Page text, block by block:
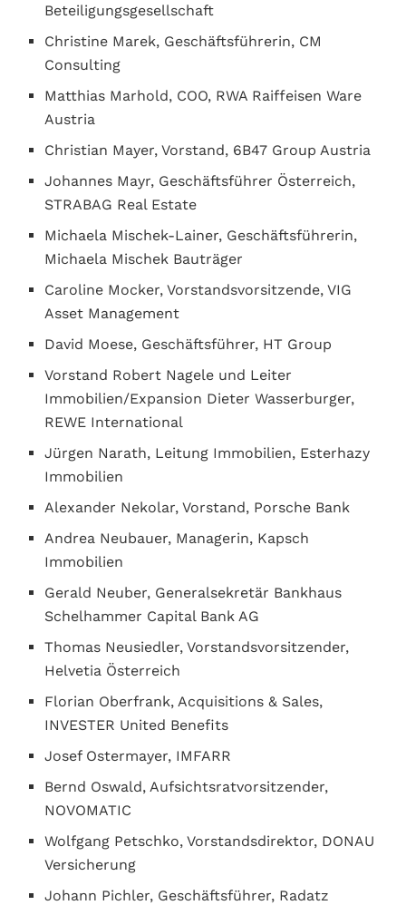
Beteiligungsgesellschaft
Christine Marek, Geschäftsführerin, CM
Consulting
Matthias Marhold, COO, RWA Raiffeisen Ware
Austria
Christian Mayer, Vorstand, 6B47 Group Austria
Johannes Mayr, Geschäftsführer Österreich,
STRABAG Real Estate
Michaela Mischek-Lainer, Geschäftsführerin,
Michaela Mischek Bauträger
Caroline Mocker, Vorstandsvorsitzende, VIG
Asset Management
David Moese, Geschäftsführer, HT Group
Vorstand Robert Nagele und Leiter
Immobilien/Expansion Dieter Wasserburger,
REWE International
Jürgen Narath, Leitung Immobilien, Esterhazy
Immobilien
Alexander Nekolar, Vorstand, Porsche Bank
Andrea Neubauer, Managerin, Kapsch
Immobilien
Gerald Neuber, Generalsekretär Bankhaus
Schelhammer Capital Bank AG
Thomas Neusiedler, Vorstandsvorsitzender,
Helvetia Österreich
Florian Oberfrank, Acquisitions & Sales,
INVESTER United Benefits
Josef Ostermayer, IMFARR
Bernd Oswald, Aufsichtsratvorsitzender,
NOVOMATIC
Wolfgang Petschko, Vorstandsdirektor, DONAU
Versicherung
Johann Pichler, Geschäftsführer, Radatz